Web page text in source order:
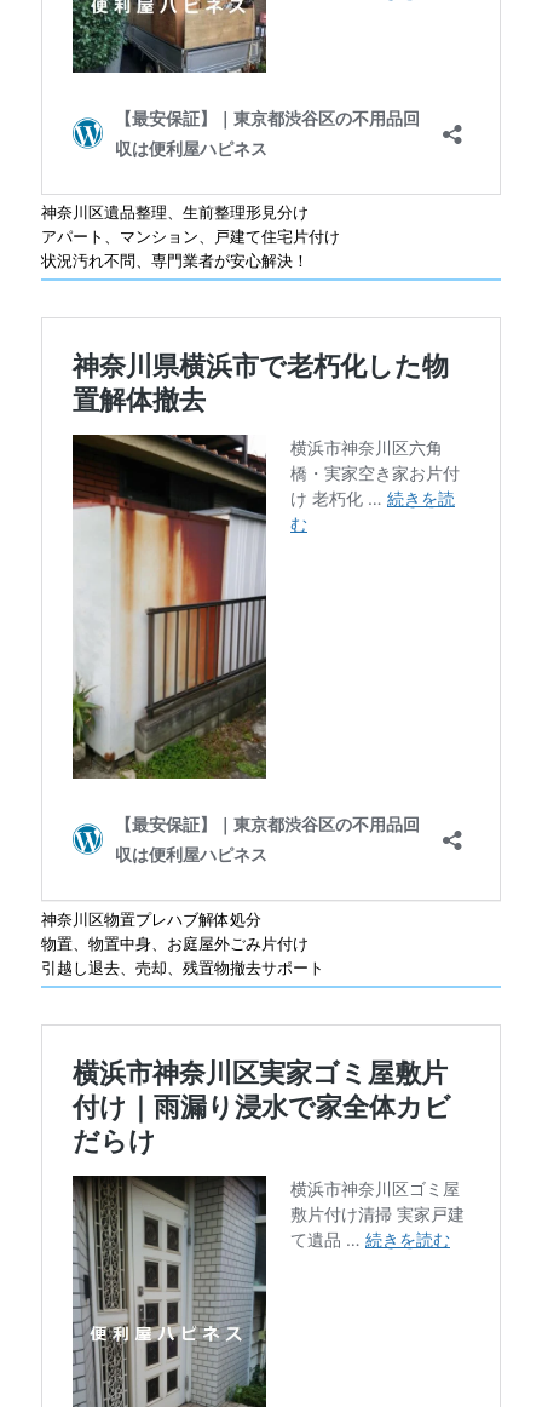
神奈川区遺品整理、生前整理形見分け
アパート、マンション、戸建て住宅片付け
状況汚れ不問、専門業者が安心解決！
神奈川区物置プレハブ解体処分
物置、物置中身、お庭屋外ごみ片付け
引越し退去、売却、残置物撤去サポート